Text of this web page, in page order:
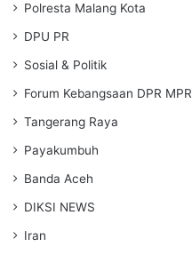
Polresta Malang Kota
DPU PR
Sosial & Politik
Forum Kebangsaan DPR MPR
Tangerang Raya
Payakumbuh
Banda Aceh
DIKSI NEWS
Iran